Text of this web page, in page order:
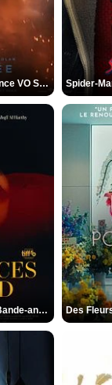
L'Odyssée Bande-annonce VO STFR
Les Silences de Riyad Bande-annonce VO STFR